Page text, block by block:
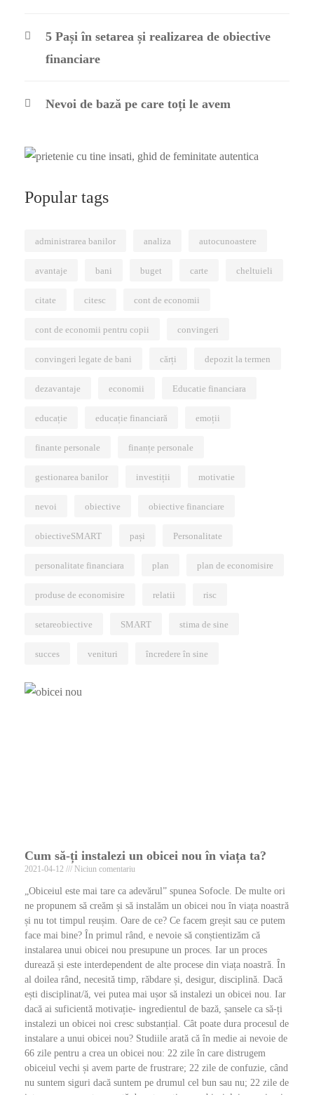
5 Pași în setarea și realizarea de obiective
financiare
Nevoi de bază pe care toți le avem
Popular tags
administrarea banilor analiza autocunoastere
avantaje bani buget carte cheltuieli
citate citesc cont de economii
cont de economii pentru copii convingeri
convingeri legate de bani cărți depozit la termen
dezavantaje economii Educatie financiara
educație educație financiară emoții
finante personale finanțe personale
gestionarea banilor investiții motivatie
nevoi obiective obiective financiare
obiectiveSMART pași Personalitate
personalitate financiara plan plan de economisire
produse de economisire relatii risc
setareobiective SMART stima de sine
succes venituri încredere în sine
Cum să-ți instalezi un obicei nou în viața ta?
2021-04-12 Niciun comentariu
„Obiceiul este mai tare ca adevărul” spunea Sofocle. De multe ori
ne propunem să creăm și să instalăm un obicei nou în viața noastră
și nu tot timpul reușim. Oare de ce? Ce facem greșit sau ce putem
face mai bine? În primul rând, e nevoie să conștientizăm că
instalarea unui obicei nou presupune un proces. Iar un proces
durează și este interdependent de alte procese din viața noastră. În
al doilea rând, necesită timp, răbdare și, desigur, disciplină. Dacă
ești disciplinat/ă, vei putea mai ușor să instalezi un obicei nou. Iar
dacă ai suficientă motivație- ingredientul de bază, șansele ca să-ți
instalezi un obicei noi cresc substanțial. Cât poate dura procesul de
instalare a unui obicei nou? Studiile arată că în medie ai nevoie de
66 zile pentru a crea un obicei nou: 22 zile în care distrugem
obiceiul vechi și avem parte de frustrare; 22 zile de confuzie, când
nu suntem siguri dacă suntem pe drumul cel bun sau nu; 22 zile de